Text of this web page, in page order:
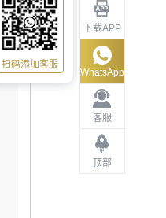
下载APP
客服
顶部
WhatsApp
扫码添加客服